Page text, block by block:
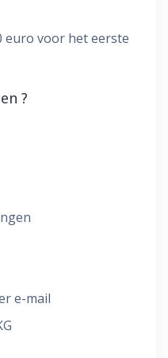
euro voor het eerste
?
e-mail